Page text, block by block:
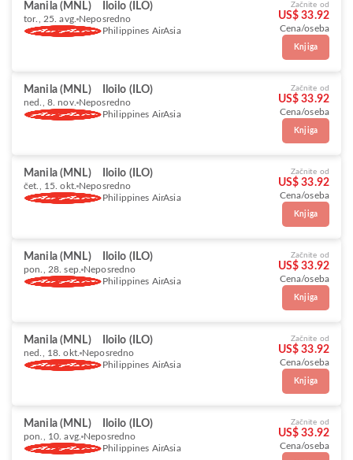
Manila (MNL) Iloilo (ILO)
tor., 25. avg. Neposredno
Philippines AirAsia
Začnite od
US$ 33.92
Cena/oseba
Knjiga
Manila (MNL) Iloilo (ILO)
ned., 8. nov. Neposredno
Philippines AirAsia
Začnite od
US$ 33.92
Cena/oseba
Knjiga
Manila (MNL) Iloilo (ILO)
čet., 15. okt. Neposredno
Philippines AirAsia
Začnite od
US$ 33.92
Cena/oseba
Knjiga
Manila (MNL) Iloilo (ILO)
pon., 28. sep. Neposredno
Philippines AirAsia
Začnite od
US$ 33.92
Cena/oseba
Knjiga
Manila (MNL) Iloilo (ILO)
ned., 18. okt. Neposredno
Philippines AirAsia
Začnite od
US$ 33.92
Cena/oseba
Knjiga
Manila (MNL) Iloilo (ILO)
pon., 10. avg. Neposredno
Philippines AirAsia
Začnite od
US$ 33.92
Cena/oseba